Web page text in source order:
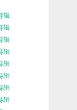
辑
辑
辑
辑
辑
辑
辑
辑